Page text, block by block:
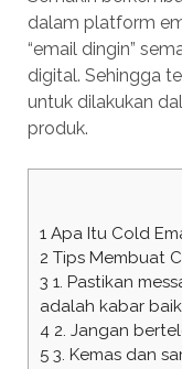
dalam platform
“email dingin”
digital. Sehingga
untuk dilakukan
produk.
1Apa Itu Cold
2 Tips Membuat
3 1. Pastikan
adalah kabar
42. Jangan
53. Kemas dan